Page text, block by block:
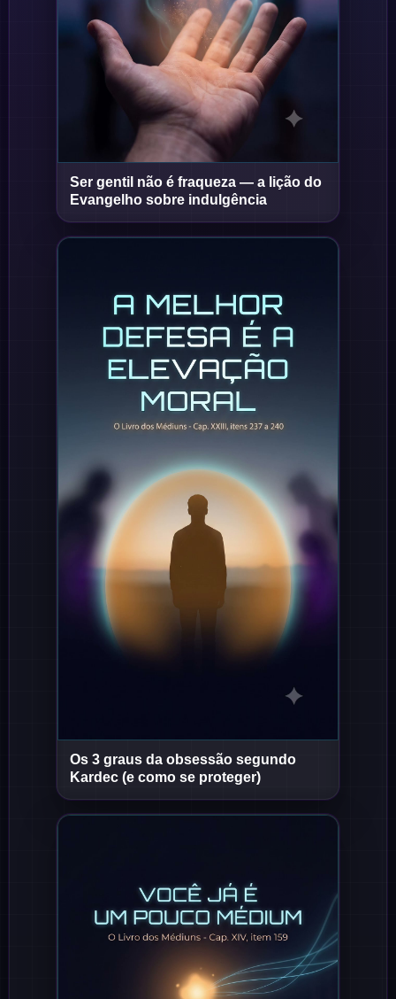
Short Short
Ser gentil não é fraqueza — a lição do
Evangelho sobre indulgência
Short Short
Os 3 graus da obsessão segundo
Kardec (e como se proteger)